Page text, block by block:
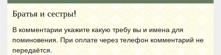
Братья и сестры!
В комментарии укажите какую требу вы и имена для
поминовения. При оплате через телефон комментарий не
передаётся.